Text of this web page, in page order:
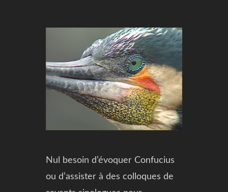
Nul besoin d’évoquer Confucius
ou d’assister à des colloques de